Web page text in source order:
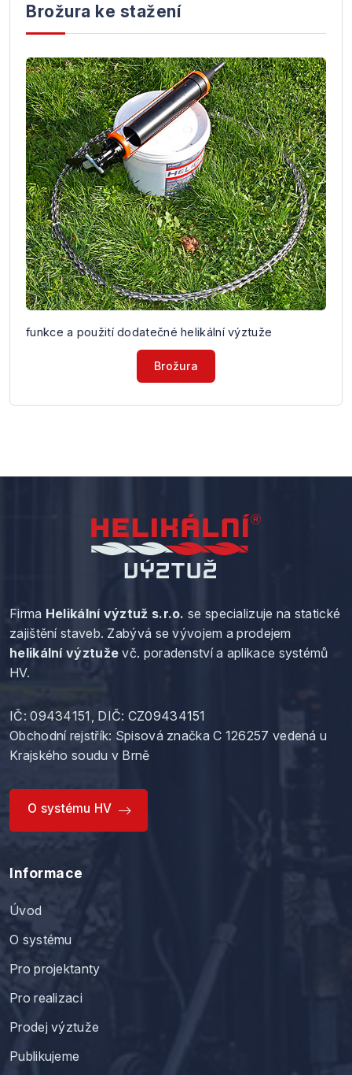
Brožura ke stažení
funkce a použití dodatečné helikální výztuže
Brožura
Firma Helikální výztuž s.r.o. se specializuje na statické
zajištění staveb. Zabývá se vývojem a prodejem
helikální výztuže vč. poradenství a aplikace systémů
HV.
IČ: 09434151, DIČ: CZ09434151
Obchodní rejstřík: Spisová značka C 126257 vedená u
Krajského soudu v Brně
O systému HV
Informace
Úvod
O systému
Pro projektanty
Pro realizaci
Prodej výztuže
Publikujeme